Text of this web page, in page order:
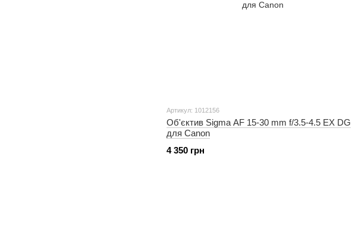
Артикул: 1012156
Об'єктив Sigma AF 15-30 mm f/3.5-4.5 EX DG
для Canon
4 350 грн